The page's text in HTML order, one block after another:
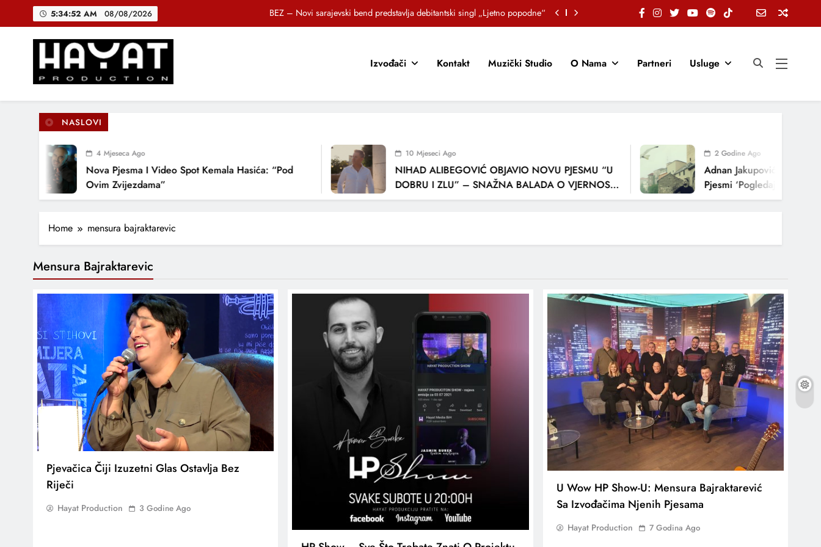
5:34:53 AM 08/08/2026
BEZ – Novi sarajevski bend predstavlja debitantski singl „Ljetno popodne“
DJEČIJI HOR SUNCOKRETI KROZ PJESMU POZVALI MALIŠANE NA DOBRE NAVIKE
DJEČIJI HOR SUNCOKRETI KROZ PJESMU POZVALI MALIŠANE NA DOBRE NAVIKE
Hayat Production
Promocija domaće muzike
Izvođači Kontakt Muzički Studio O Nama Partneri Usluge
NASLOVI
4 Mjeseca Ago
Nova Pjesma I Video Spot Kemala Hasića: “Pod
Ovim Zvijezdama”
10 Mjeseci Ago
NIHAD ALIBEGOVIĆ OBJAVIO NOVU PJESMU “U
DOBRU I ZLU” – SNAŽNA BALADA O VJERNOSTI,
LJUBAVI I VREMENU KOJE NAS MIJENJA
2 Godine Ago
Adnan Jakupović Donosi
Pjesmi ‘Pogledaj Me’
Home mensura bajraktarevic
Mensura Bajraktarevic
Pjevačica Čiji Izuzetni Glas Ostavlja Bez
Riječi
Hayat Production 3 Godine Ago
U Wow HP Show-U: Mensura Bajraktarević
Sa Izvođačima Njenih Pjesama
Hayat Production 7 Godina Ago